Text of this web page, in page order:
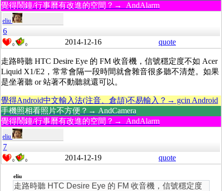
覺得鬧鐘/行事曆有改進的空間？→ AndAlarm
eliu
6
0 0 2014-12-16 quote
走路時聽 HTC Desire Eye 的 FM 收音機，信號穩定度不如 Acer
Liquid X1/E2，常常會隔一段時間就會雜音很多聽不清楚。如果
是坐著聽 or 站著不動聽就還可以。
覺得Android中文輸入法(注音、倉頡)不易輸入？→ gcin Android
手機照相看照片不方便？→ AndCamera
覺得鬧鐘/行事曆有改進的空間？→ AndAlarm
eliu
7
0 0 2014-12-19 quote
eliu
走路時聽 HTC Desire Eye 的 FM 收音機，信號穩定度